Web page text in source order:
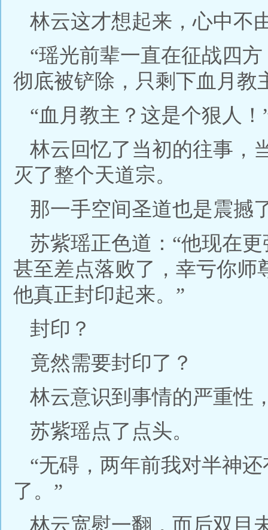
林云这才想起来，心中不
“瑶光前辈一直在征战四
彻底被铲除，只剩下血月教
“血月教主？这是个狠人！
林云回忆了当初的往事，
灭了整个天道宗。
那一手空间圣道也是震撼
苏紫瑶正色道：“他现在
甚至差点落败了，幸亏你师
他真正封印起来。”
封印？
竟然需要封印了？
林云意识到事情的严重性
苏紫瑶点了点头。
“无碍，两年前我对半神
了。”
林云宽慰一翻，而后双目